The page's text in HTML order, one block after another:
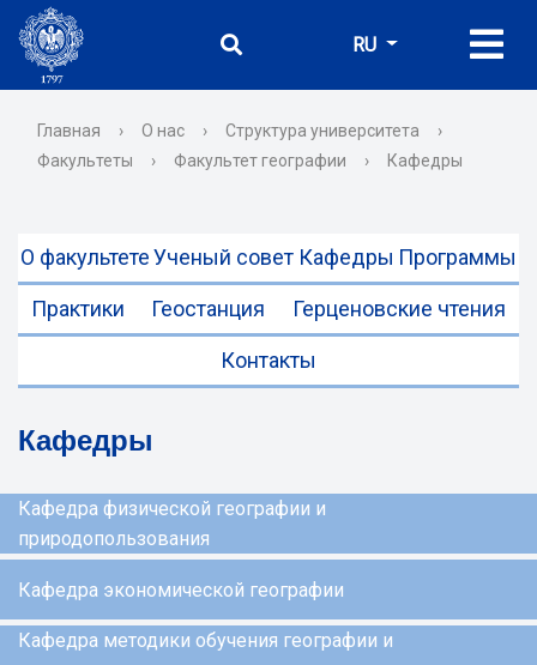
RU
Главная › О нас › Структура университета
›
Факультеты
› Факультет географии › Кафедры
О факультете Ученый совет Кафедры Программы
Практики Геостанция Герценовские чтения
Контакты
Кафедры
Кафедра физической географии и
природопользования
Кафедра экономической географии
Кафедра методики обучения географии и